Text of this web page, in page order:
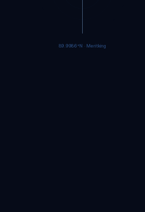
89.9984°N · Meritking